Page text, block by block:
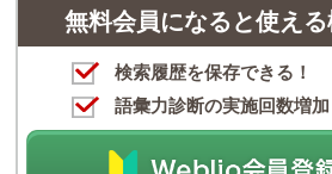
無料会員になると使える
検索履歴を保存できる！
語彙力診断の実施回数増加